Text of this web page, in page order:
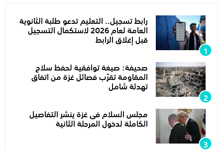
رابط تسجيل.. التعليم تدعو طلبة الثانوية
العامة لعام 2026 لاستكمال التسجيل
قبل إغلاق الرابط
صحيفة: صيغة توافقية لحفظ سلاح
المقاومة تقرّب فصائل غزة من اتفاق
تهدئة شامل
مجلس السلام فى غزة ينشر التفاصيل
الكاملة لدخول المرحلة الثانية